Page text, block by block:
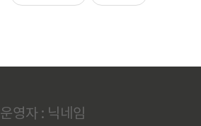
운영자 : 닉네임